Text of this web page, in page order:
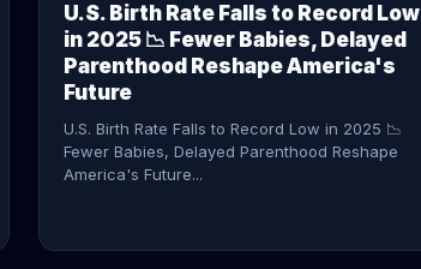
U.S. Birth Rate Falls to Record Low
in 2025 📉 Fewer Babies, Delayed
Parenthood Reshape America's
Future
U.S. Birth Rate Falls to Record Low in 2025 📉
Fewer Babies, Delayed Parenthood Reshape
America's Future...